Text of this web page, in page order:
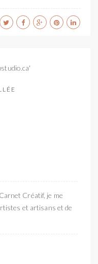
Créatif, je me
et artisans et de